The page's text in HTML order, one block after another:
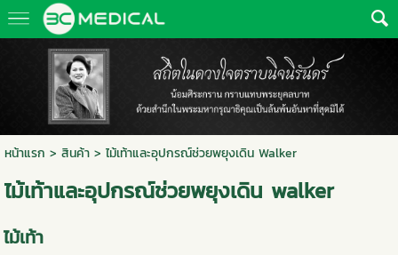
หน้าแรก > สินค้า> ไม้เท้าและอุปกรณ์ช่วยพยุงเดิน Walker
ไม้เท้าและอุปกรณ์ช่วยพยุงเดิน walker
ไม้เท้า